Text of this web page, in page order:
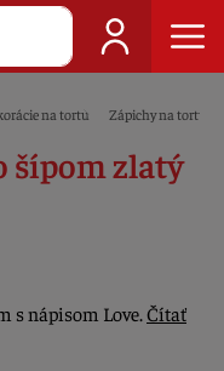
na tortu Zápichy na tortu
šípom zlatý
s nápisom Love.Čítať